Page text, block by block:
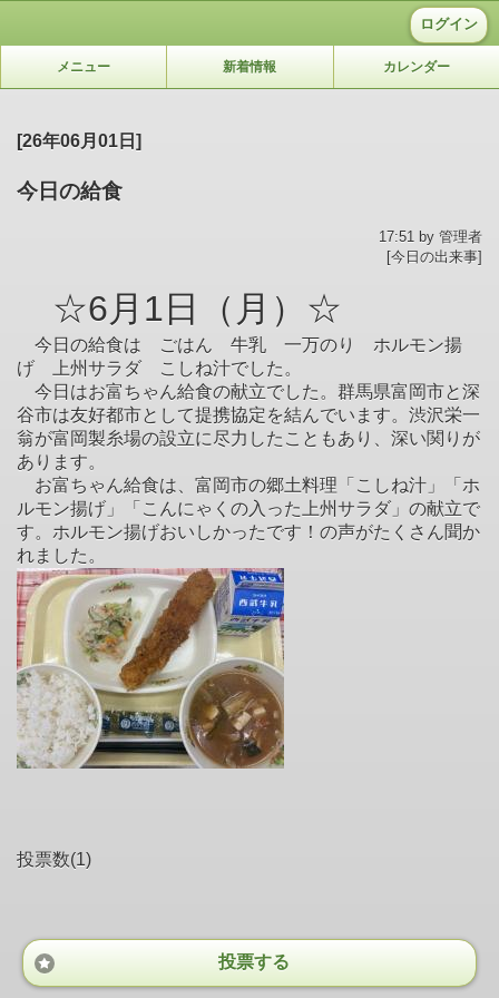
ログイン
メニュー 新着情報 カレンダー
[26年06月01日]
今日の給食
17:51 by 管理者
[今日の出来事]
☆6月1日（月）☆
今日の給食は ごはん 牛乳 一万のり ホルモン揚
げ 上州サラダ こしね汁でした。
今日はお富ちゃん給食の献立でした。群馬県富岡市と深
谷市は友好都市として提携協定を結んでいます。渋沢栄一
翁が富岡製糸場の設立に尽力したこともあり、深い関りが
あります。
お富ちゃん給食は、富岡市の郷土料理「こしね汁」「ホ
ルモン揚げ」「こんにゃくの入った上州サラダ」の献立で
す。ホルモン揚げおいしかったです！の声がたくさん聞か
れました。
投票数(1)
投票する